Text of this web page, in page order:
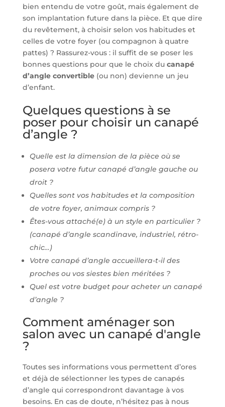
bien entendu de votre goût, mais également de
son implantation future dans la pièce. Et que dire
du revêtement, à choisir selon vos habitudes et
celles de votre foyer (ou compagnon à quatre
pattes) ? Rassurez-vous : il suffit de se poser les
bonnes questions pour que le choix du canapé
d’angle convertible(ou non) devienne un jeu
d’enfant.
Quelques questions à se
poser pour choisir un canapé
d’angle ?
Quelle est la dimension de la pièce où se
posera votre futur canapé d’angle gauche ou
droit ?
Quelles sont vos habitudes et la composition
de votre foyer, animaux compris ?
Êtes-vous attaché(e) à un style en particulier ?
(canapé d’angle scandinave, industriel, rétro-
chic…)
Votre canapé d’angle accueillera-t-il des
proches ou vos siestes bien méritées ?
Quel est votre budget pour acheter un canapé
d’angle ?
Comment aménager son
salon avec un canapé d'angle
?
Toutes ses informations vous permettent d’ores
et déjà de sélectionner les types de canapés
d’angle qui correspondront davantage à vos
besoins. En cas de doute, n’hésitez pas à nous